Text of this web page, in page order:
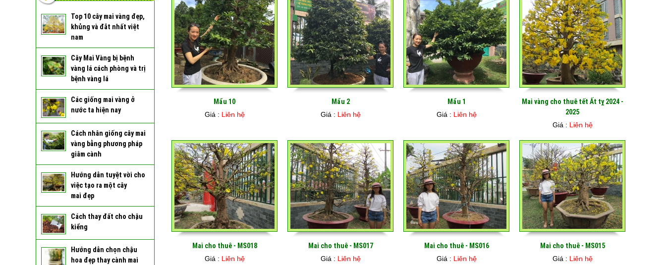
Top 10 cây mai vàng đẹp,
khủng và đắt nhất việt
nam
Cây Mai Vàng bị bệnh
vàng lá cách phòng và trị
bệnh vàng lá
Các giống mai vàng ở
nước ta hiện nay
Cách nhân giống cây mai
vàng bằng phương pháp
giâm cành
Hướng dẫn tuyệt vời cho
việc tạo ra một cây
mai đẹp
Cách thay đất cho chậu
kiểng
Hướng dẫn chọn chậu
hoa đẹp thay cành mai
Mẩu 10
Giá : Liên hệ
Mẩu 2
Giá : Liên hệ
Mẩu 1
Giá : Liên hệ
Mai vàng cho thuê tết Ất tỵ 2024 -
2025
Giá : Liên hệ
Mai cho thuê - MS018
Giá : Liên hệ
Mai cho thuê - MS017
Giá : Liên hệ
Mai cho thuê - MS016
Giá : Liên hệ
Mai cho thuê - MS015
Giá : Liên hệ